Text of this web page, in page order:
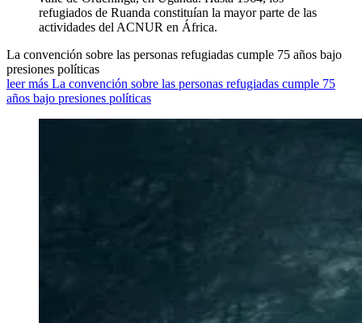
La convención sobre las personas refugiadas cumple 75 años bajo
presiones políticas
leer más La convención sobre las personas refugiadas cumple 75
años bajo presiones políticas